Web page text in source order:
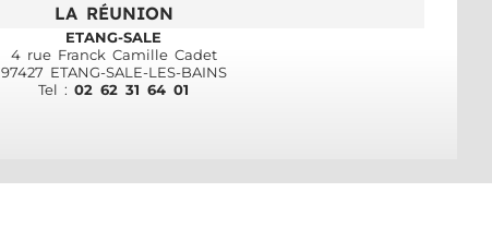
LA RÉUNION
ETANG-SALE
4 rue Franck Camille Cadet
97427 ETANG-SALE-LES-BAINS
Tel : 02 62 31 64 01